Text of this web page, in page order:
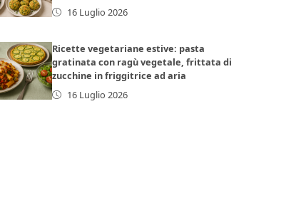
16 Luglio 2026
Ricette vegetariane estive: pasta
gratinata con ragù vegetale, frittata di
zucchine in friggitrice ad aria
16 Luglio 2026